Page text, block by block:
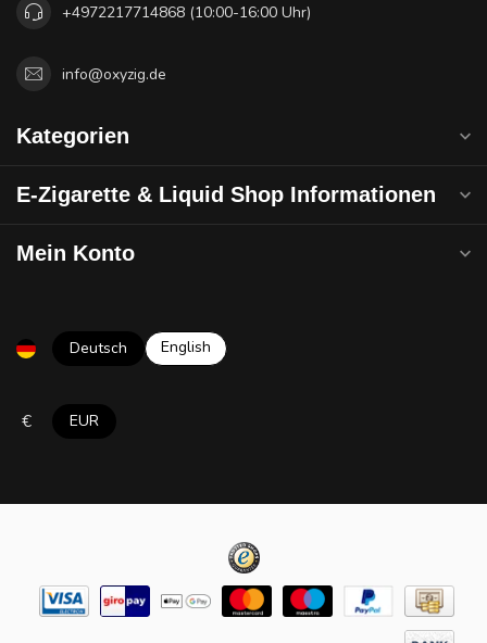
+4972217714868 (10:00-16:00 Uhr)
info@oxyzig.de
Kategorien
E-Zigarette & Liquid Shop Informationen
Mein Konto
Deutsch English
€ EUR